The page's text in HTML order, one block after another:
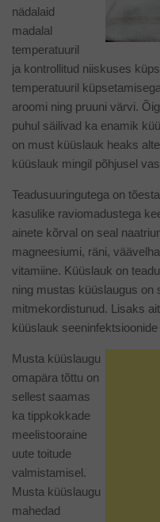
nädalaid
madalal
temperatuuril
ja kontrollitud niiskuses
temperatuuril
aroomi ning pruuni värvi.
puhul säilivad ka enamik
on must küüslauk heaks
küüslauk mingil põhjusel
Teadusuuringutega on
kasulike raviomadustega
ainete kõrval on seal
magneesiumi, räni,
vitamiine. Küüslauk on
ning mustas küüslaugus on
mitmekordistunud. Lisaks
küüslauk
Musta küüslaugu
omapära tõttu on
sellest saamas
ka tippkokkade
meelistooraine
uute toitude
valmistamisel.
Musta küüslaugu
mahedad